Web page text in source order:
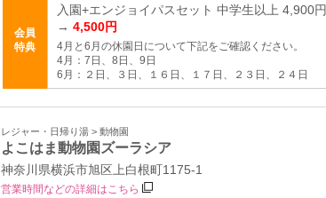
会員
特典
入園+エンジョイパスセット 中学生以上 4,900円
→ 4,500円
4月と6月の休園日について下記をご確認ください。
4月：7日、8日、9日
6月：２日、３日、１６日、１７日、２３日、２４日
レジャー・日帰り湯 > 動物園
よこはま動物園ズーラシア
神奈川県横浜市旭区上白根町1175‐1
営業時間などの詳細はこちら